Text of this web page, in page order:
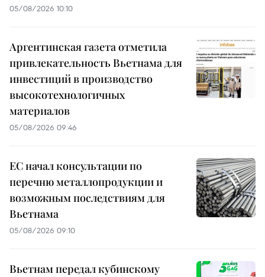
05/08/2026 10:10
Аргентинская газета отметила
привлекательность Вьетнама для
инвестиций в производство
высокотехнологичных
материалов
05/08/2026 09:46
ЕС начал консультации по
перечню металлопродукции и
возможным последствиям для
Вьетнама
05/08/2026 09:10
Вьетнам передал кубинскому